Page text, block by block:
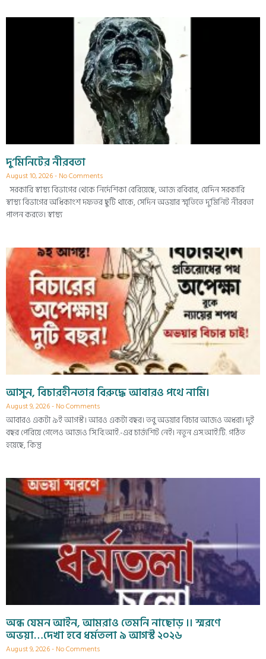
দু’মিনিটের নীরবতা
August 10, 2026 No Comments
সরকারি স্বাস্থ্য বিভাগের থেকে নির্দেশিকা বেরিয়েছে, আজ রবিবার, যেদিন সরকারি
স্বাস্থ্য বিভাগের অধিকাংশ দফতর ছুটি থাকে, সেদিন অভয়ার স্মৃতিতে দু’মিনিট নীরবতা
পালন করতে। স্বাস্থ্য
আসুন, বিচারহীনতার বিরুদ্ধে আবারও পথে নামি।
August 9, 2026 No Comments
আবারও একটা ৯ই আগস্ট। আরও একটা বছর। তবু অভয়ার বিচার আজও অধরা। দুই
বছর পেরিয়ে গেলেও আজও সি.বি.আই.-এর চার্জশিট নেই। নতুন এস.আই.টি. গঠিত
হয়েছে, কিন্তু
অন্ধ যেমন আইন, আমরাও তেমনি নাছোড় ।। স্মরণে
অভয়া…দেখা হবে ধর্মতলা ৯ আগস্ট ২০২৬
August 9, 2026 No Comments